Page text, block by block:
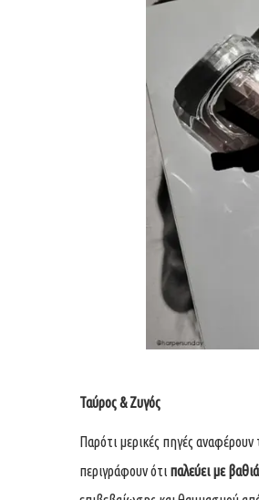
Ταύρος & Ζυγός
Παρότι μερικές πηγές
περιγράφουν ότι παλεύει με